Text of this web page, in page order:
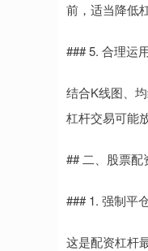
前，适当降低
### 5. 合理运
结合K线图、
杠杆交易可能
## 二、股票
### 1. 强制平
这是配资杠杆